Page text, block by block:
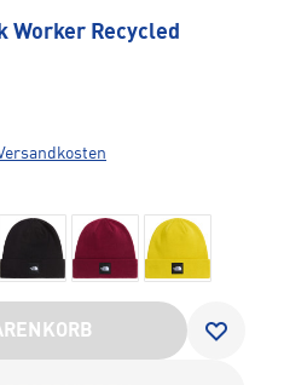
Worker Recycled